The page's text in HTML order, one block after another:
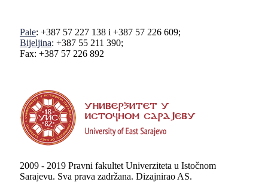
Pale: +387 57 227 138 i +387 57 226 609;
Bijeljina: +387 55 211 390;
Fax: +387 57 226 892
2009 - 2019 Pravni fakultet Univerziteta u Istočnom
Sarajevu. Sva prava zadržana. Dizajnirao AS.